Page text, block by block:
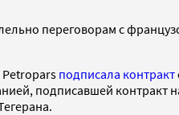
переговорам с
Petropars подписала контракт
подписавшей контракт